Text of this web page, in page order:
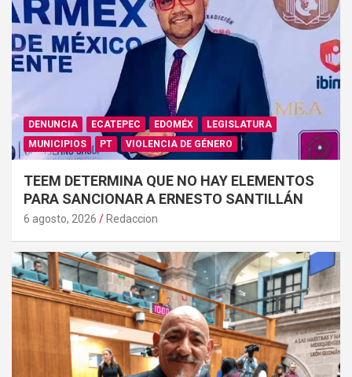
DENUNCIA ECATEPEC EDOMÉX
LEGISLATURA
MUNICIPIOS
PT VIOLENCIA DE GÉNERO
TEEM DETERMINA QUE NO HAY ELEMENTOS
PARA SANCIONAR A ERNESTO SANTILLÁN
6 agosto, 2026 Redaccion